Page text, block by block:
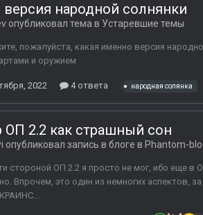
версия народной солнянки
опубликовал тема в Устаревшие темы
пожалуйста, какая именно версия
и оружием
2022 4 ответа народная солянка
ОП 2.2 как страшный сон
опубликовал запись в блоге в Phantom-
стороной ОП 2.2 я просто не мог, ибо еще
Впрочем, это один из немногих аспектов,